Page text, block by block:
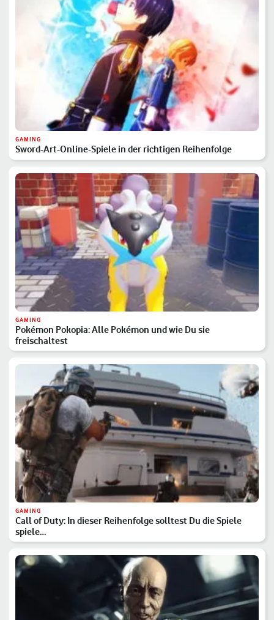
GAMING
Sword-Art-Online-Spiele in der richtigen Reihenfolge
GAMING
Pokémon Pokopia: Alle Pokémon und wie Du sie
freischaltest
GAMING
Call of Duty: In dieser Reihenfolge solltest Du die Spiele
spiele…